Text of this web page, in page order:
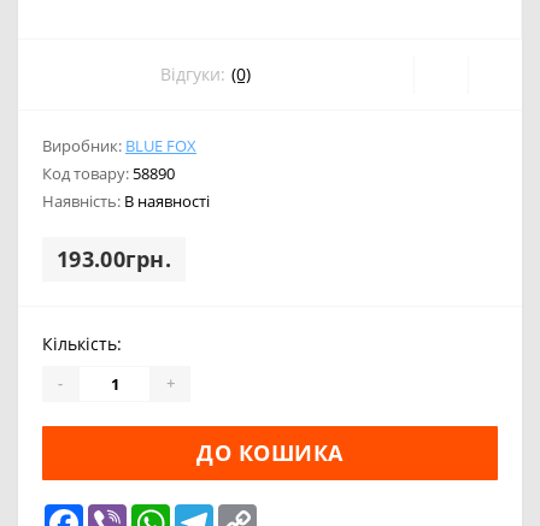
Відгуки: (0)
Виробник: BLUE FOX
Код товару: 58890
Наявність: В наявності
193.00грн.
Кількість:
- +
ДО КОШИКА
Facebook
Viber WhatsApp
Telegram